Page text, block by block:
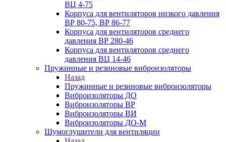
ВЦ 4-75
Корпуса для вентиляторов низкого давления
ВР 80-75, ВР 86-77
Корпуса для вентиляторов среднего
давления ВР 280-46
Корпуса для вентиляторов среднего
давления ВЦ 14-46
Пружинные и резиновые виброизоляторы
Назад
Пружинные и резиновые виброизоляторы
Виброизоляторы ДО
Виброизоляторы ВР
Виброизоляторы ВИ
Виброизоляторы ДО-М
Шумоглушители для вентиляции